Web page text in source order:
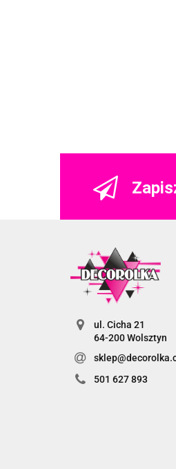
ul. Cicha 21
64-200 Wolsztyn
501 627 893